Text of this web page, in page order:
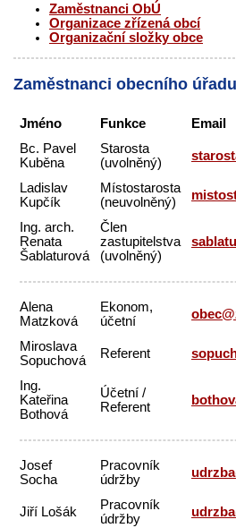
Zaměstnanci ObÚ
Organizace zřízená obcí
Organizační složky obce
Zaměstnanci obecního
Jméno Funkce
Email
Bc. Pavel
Kuběna
Starosta
(uvolněný)
Ladislav
Kupčík
Místostarosta
(neuvolněný)
Ing. arch.
Renata
Šablaturová
Člen
zastupitelstva
(uvolněný)
Alena
Matzková
Ekonom,
účetní
Miroslava
Sopuchová
Referent
Ing.
Kateřina
Bothová
Účetní /
Referent
Josef
Socha
Pracovník
údržby
Jiří Lošák
Pracovník
údržby